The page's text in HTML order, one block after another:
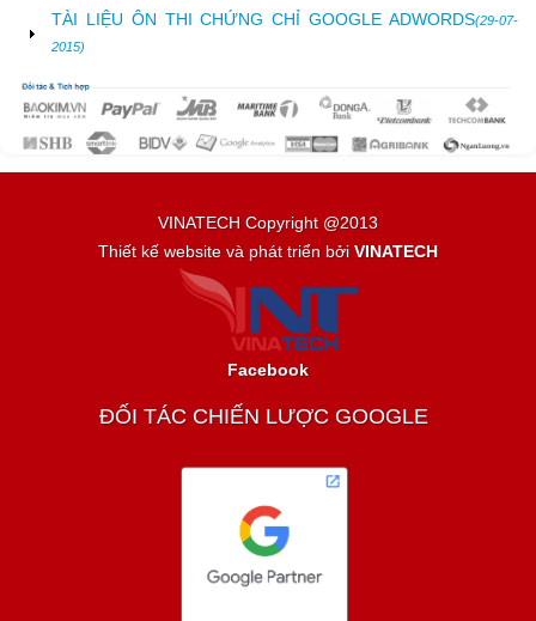
TÀI LIỆU ÔN THI CHỨNG CHỈ GOOGLE ADWORDS(29-07-
2015)
VINATECH Copyright @2013
Thiết kế website và phát triển bởi VINATECH
Facebook
ĐỐI TÁC CHIẾN LƯỢC GOOGLE